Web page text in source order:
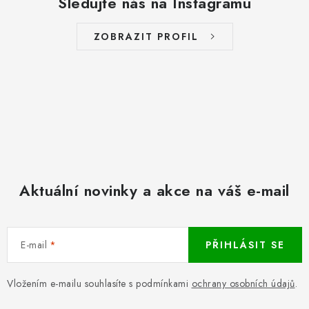
ZOBRAZIT PROFIL
Aktuální novinky a akce na váš e-mail
E-mail
Vložením e-mailu souhlasíte s podmínkami ochrany osobních údajů.
PŘIHLÁSIT SE